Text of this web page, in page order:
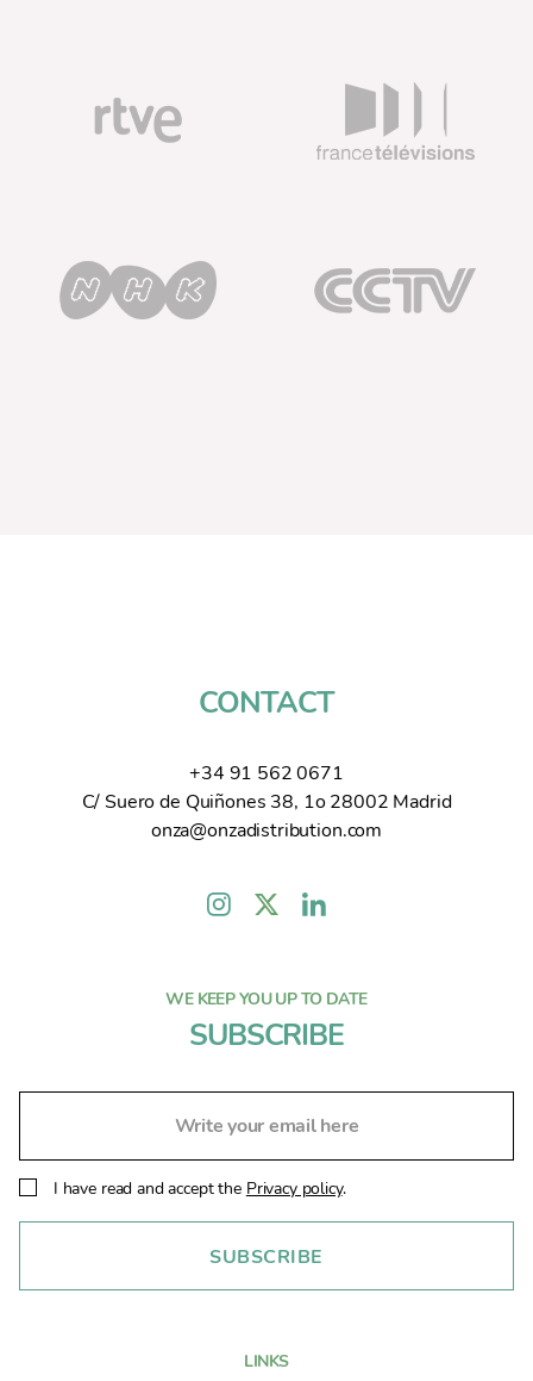
CONTACT
+34 91 562 0671
C/ Suero de Quiñones 38, 1o 28002 Madrid
onza@onzadistribution.com
WE KEEP YOU UP TO DATE
SUBSCRIBE
I have read and accept the Privacy policy.
LINKS